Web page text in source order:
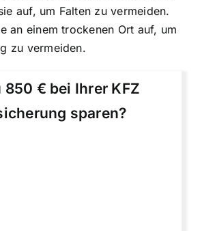
auf, um Falten zu vermeiden.
an einem trockenen Ort auf, um
zu vermeiden.
850 € bei Ihrer KFZ
sparen?